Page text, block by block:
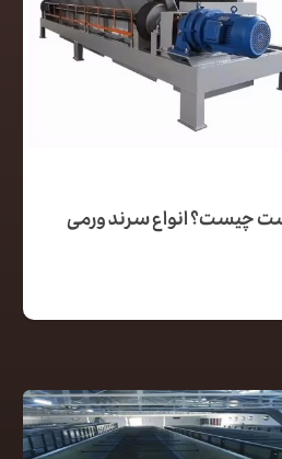
چیست؟ انواع سرند ورمی